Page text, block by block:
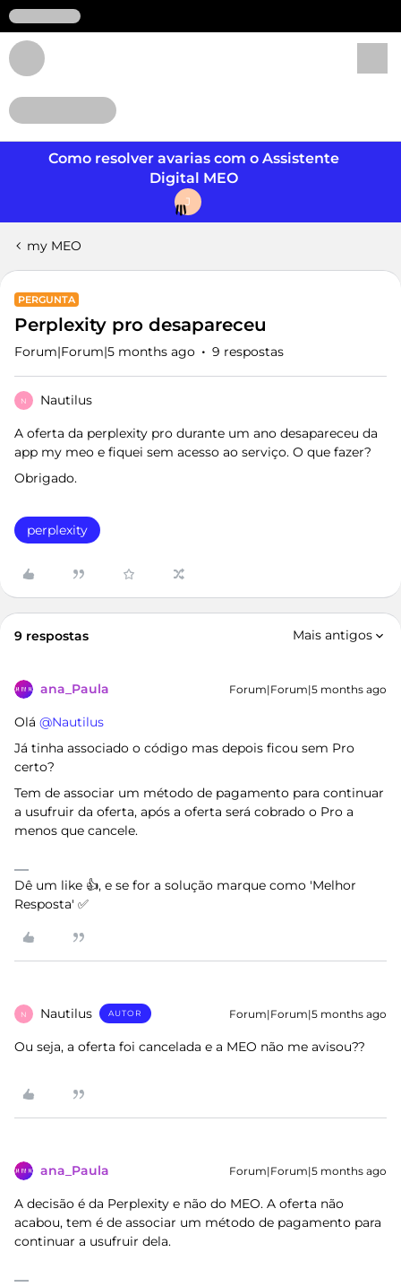
Como resolver avarias com o Assistente
Digital MEO
J
my MEO
PERGUNTA
Perplexity pro desapareceu
Forum|Forum|5 months ago 9 respostas
N Nautilus
A oferta da perplexity pro durante um ano desapareceu da
app my meo e fiquei sem acesso ao serviço. O que fazer?
Obrigado.
perplexity
9 respostas Mais antigos
ana_Paula Forum|Forum|5 months ago
Olá ​ @Nautilus
Já tinha associado o código mas depois ficou sem Pro
certo?
Tem de associar um método de pagamento para continuar
a usufruir da oferta, após a oferta será cobrado o Pro a
menos que cancele.
Dê um like 👍, e se for a solução marque como 'Melhor
Resposta' ✅
N Nautilus AUTOR Forum|Forum|5 months ago
Ou seja, a oferta foi cancelada e a MEO não me avisou??
ana_Paula Forum|Forum|5 months ago
A decisão é da Perplexity e não do MEO. A oferta não
acabou, tem é de associar um método de pagamento para
continuar a usufruir dela.